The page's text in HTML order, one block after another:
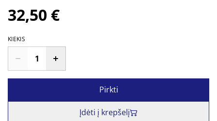
32,50 €
KIEKIS
Pirkti
Įdėti į krepšelį